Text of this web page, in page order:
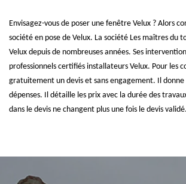
Envisagez-vous de poser une fenêtre Velux ? Alors
société en pose de Velux. La société Les maîtres du
Velux depuis de nombreuses années. Ses
professionnels certifiés installateurs Velux. Pour les
gratuitement un devis et sans engagement. Il
dépenses. Il détaille les prix avec la durée des
dans le devis ne changent plus une fois le devis validé.